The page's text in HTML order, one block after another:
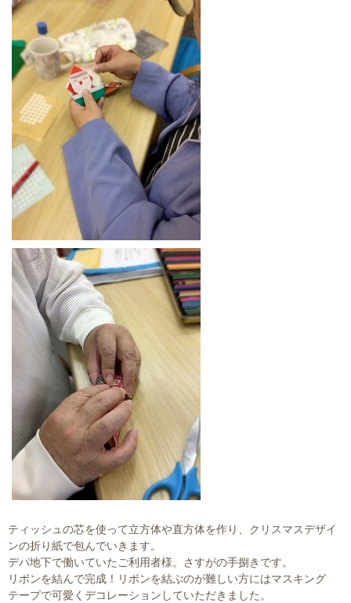
ティッシュの芯を使って立方体や直方体を作り、クリスマスデザイ
ンの折り紙で包んでいきます。
デパ地下で働いていたご利用者様。さすがの手捌きです。
リボンを結んで完成！リボンを結ぶのが難しい方にはマスキング
テープで可愛くデコレーションしていただきました。